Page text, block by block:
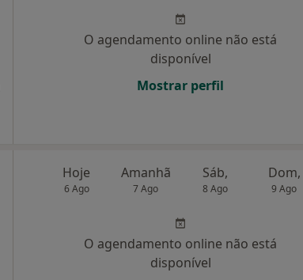
O agendamento online não está
disponível
Mostrar perfil
Hoje
6 Ago
Amanhã
7 Ago
Sáb,
8 Ago
Dom,
9 Ago
O agendamento online não está
disponível